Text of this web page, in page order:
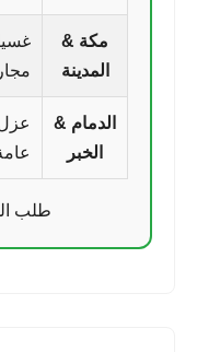
مكة &
المدينة
غسيل
مجاري
الدمام &
الخبر
عزل
عامة
طلب